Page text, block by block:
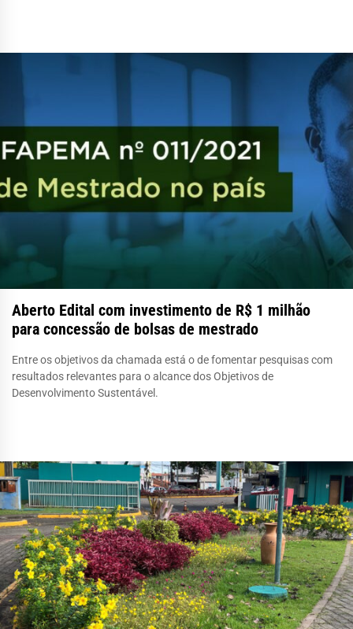
Aberto Edital com investimento de R$ 1 milhão
para concessão de bolsas de mestrado
Entre os objetivos da chamada está o de fomentar pesquisas com
resultados relevantes para o alcance dos Objetivos de
Desenvolvimento Sustentável.